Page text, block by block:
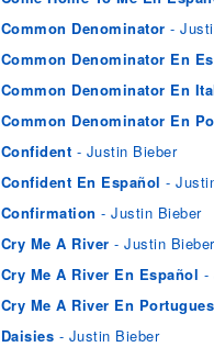
Common Denominator -
Common Denominator En
Common Denominator En
Common Denominator En
Confident - Justin Bieber
Confident En Español -
Confirmation - Justin Bieber
Cry Me A River - Justin Bieber
Cry Me A River En Español -
Cry Me A River En Portugues
Daisies - Justin Bieber